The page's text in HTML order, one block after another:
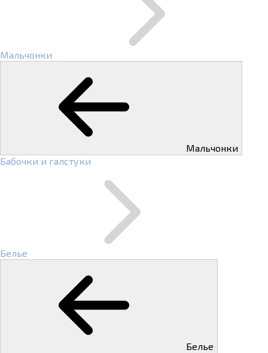
Мальчонки
Мальчонки
Бабочки и галстуки
Белье
Белье